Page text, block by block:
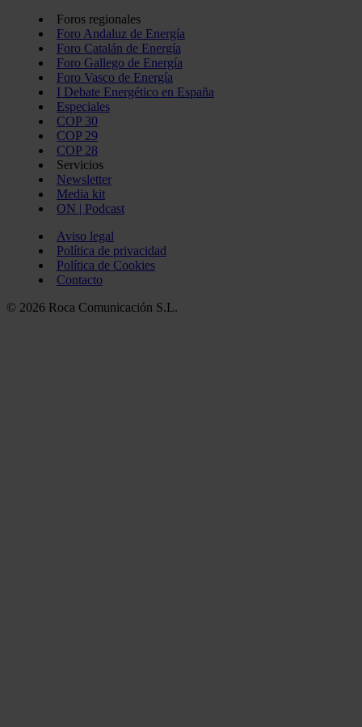
Foros regionales
Foro Andaluz de Energía
Foro Catalán de Energía
Foro Gallego de Energía
Foro Vasco de Energía
I Debate Energético en España
Especiales
COP 30
COP 29
COP 28
Servicios
Newsletter
Media kit
ON | Podcast
Aviso legal
Política de privacidad
Política de Cookies
Contacto
© 2026 Roca Comunicación S.L.